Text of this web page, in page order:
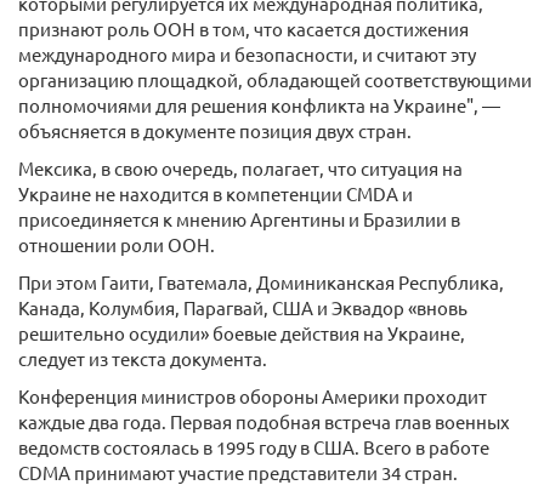
признают роль ООН в том, что касается достижения
международного мира и безопасности, и считают эту
организацию площадкой, обладающей соответствующими
полномочиями для решения конфликта на Украине", —
объясняется в документе позиция двух стран.
Мексика, в свою очередь, полагает, что ситуация на
Украине не находится в компетенции CMDA и
присоединяется к мнению Аргентины и Бразилии в
отношении роли ООН.
При этом Гаити, Гватемала, Доминиканская Республика,
Канада, Колумбия, Парагвай, США и Эквадор «вновь
решительно осудили» боевые действия на Украине,
следует из текста документа.
Конференция министров обороны Америки проходит
каждые два года. Первая подобная встреча глав военных
ведомств состоялась в 1995 году в США. Всего в работе
CDMA принимают участие представители 34 стран.